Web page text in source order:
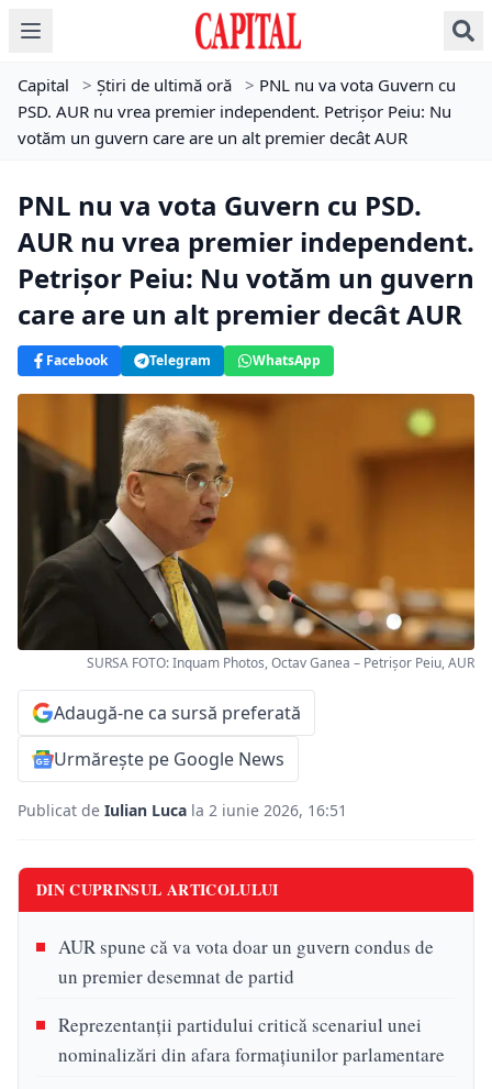
Capital > Știri de ultimă oră > PNL nu va vota Guvern cu
PSD. AUR nu vrea premier independent. Petrișor Peiu: Nu
votăm un guvern care are un alt premier decât AUR
PNL nu va vota Guvern cu PSD.
AUR nu vrea premier independent.
Petrișor Peiu: Nu votăm un guvern
care are un alt premier decât AUR
Facebook Telegram WhatsApp
SURSA FOTO: Inquam Photos, Octav Ganea – Petrișor Peiu, AUR
Adaugă-ne ca sursă preferată
Urmărește pe Google News
Publicat de Iulian Luca la 2 iunie 2026, 16:51
DIN CUPRINSUL ARTICOLULUI
AUR spune că va vota doar un guvern condus de
un premier desemnat de partid
Reprezentanții partidului critică scenariul unei
nominalizări din afara formațiunilor parlamentare